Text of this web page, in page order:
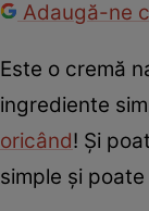
Adaugă-ne
Este o cremă
ingrediente
oricând! Și
simple și